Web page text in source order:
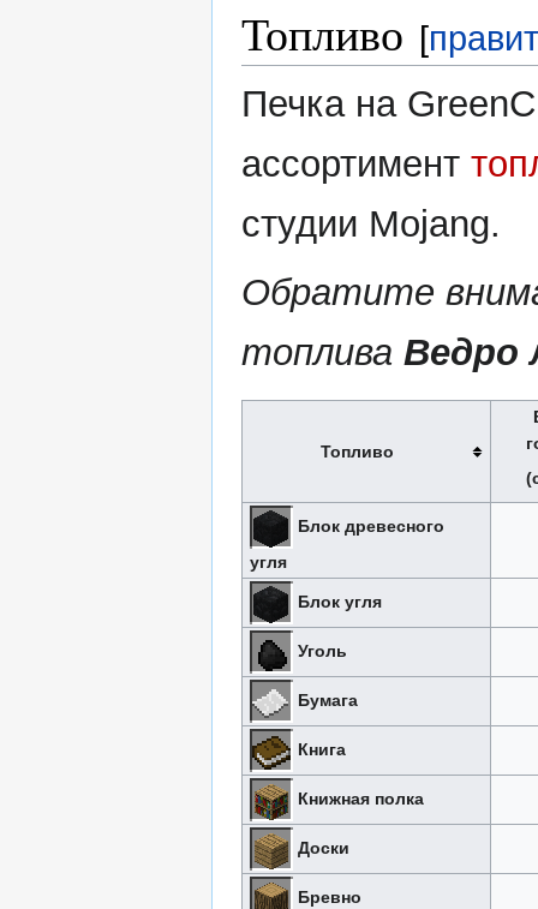
Топливо [
Печка на
ассортимент
студии Mojang.
Обратите
топлива Ведро
Топливо
Блок древесного
угля
Блок угля
Уголь
Бумага
Книга
Книжная полка
Доски
Бревно